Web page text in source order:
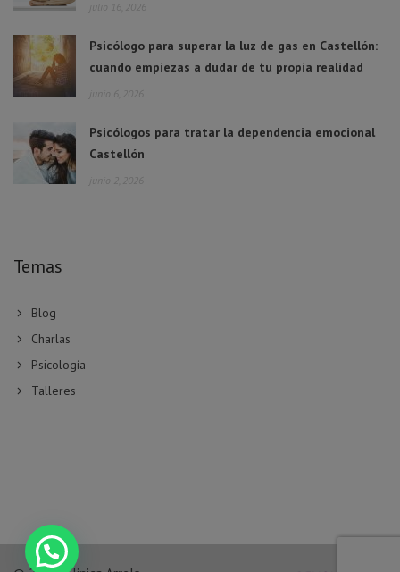
julio 16, 2026
Psicólogo para superar la luz de gas en Castellón:
cuando empiezas a dudar de tu propia realidad
junio 6, 2026
Psicólogos para tratar la dependencia emocional
Castellón
junio 2, 2026
Temas
Blog
Charlas
Psicología
Talleres